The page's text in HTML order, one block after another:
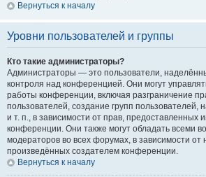
Вернуться к началу
Уровни пользователей и группы
Кто такие администраторы?
Администраторы — это пользователи,
контроля над конференцией. Они могут
работы конференции, включая разграничение
пользователей, создание групп пользователей,
и т. п., в зависимости от прав, предоставленных
конференции. Они также могут обладать всеми
модераторов во всех форумах, в зависимости от
произведённых создателем конференции.
Вернуться к началу